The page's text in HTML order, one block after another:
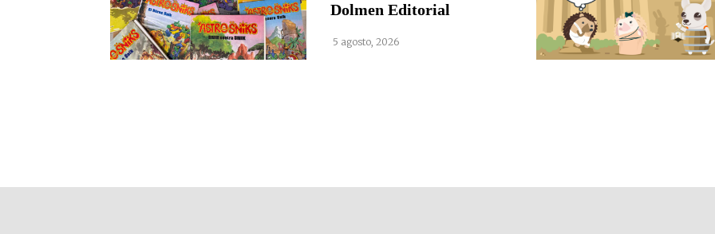
Dolmen Editorial
5 agosto, 2026